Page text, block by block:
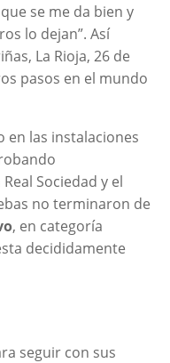
se me da bien y
lo dejan”. Así
La Rioja, 26 de
pasos en el mundo
en las instalaciones
Sociedad y el
no terminaron de
, en categoría
decididamente
seguir con sus